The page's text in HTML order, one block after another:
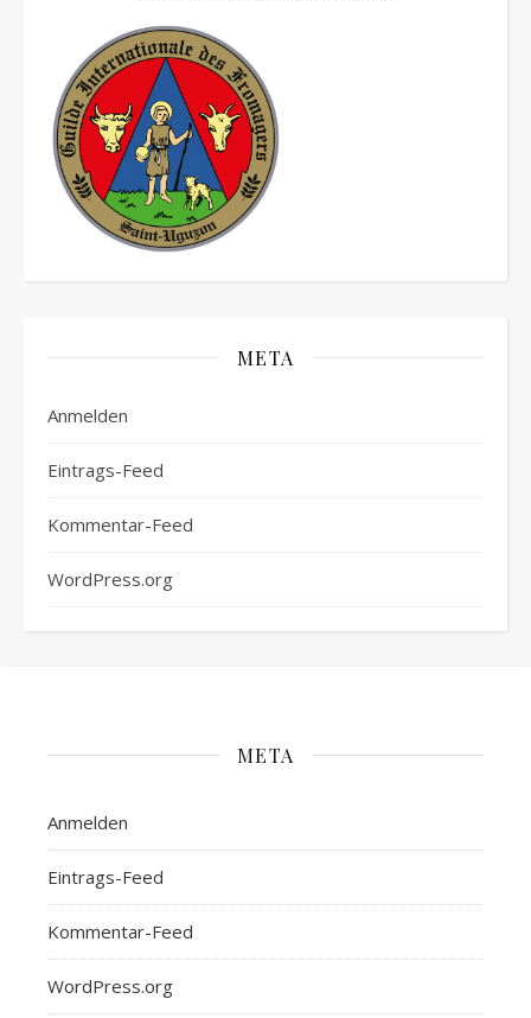
META
Anmelden
Eintrags-Feed
Kommentar-Feed
WordPress.org
META
Anmelden
Eintrags-Feed
Kommentar-Feed
WordPress.org